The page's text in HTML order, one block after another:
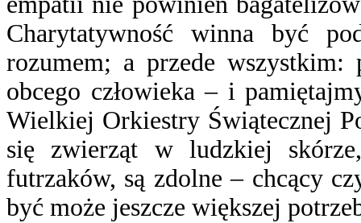
Charytatywność winna być
rozumem; a przede
obcego człowieka – i
Wielkiej Orkiestry Świątecznej
się zwierząt w ludzkiej
futrzaków, są zdolne – chcący
być może jeszcze większej